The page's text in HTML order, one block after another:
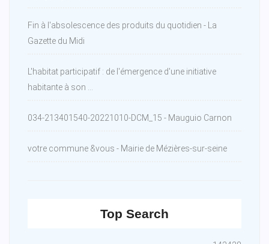
Fin à l'absolescence des produits du quotidien - La
Gazette du Midi
L'habitat participatif : de l'émergence d'une initiative
habitante à son ...
034-213401540-20221010-DCM_15 - Mauguio Carnon
votre commune &vous - Mairie de Mézières-sur-seine
Top Search